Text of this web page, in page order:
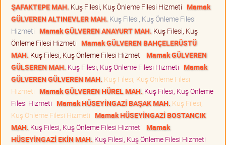
ŞAFAKTEPE MAH. Kuş Filesi, Kuş Önleme Filesi Hizmeti Mamak
GÜLVEREN ALTINEVLER MAH. Kuş Filesi, Kuş Önleme Filesi
Hizmeti Mamak GÜLVEREN ANAYURT MAH. Kuş Filesi, Kuş
Önleme Filesi Hizmeti Mamak GÜLVEREN BAHÇELERÜSTÜ
MAH. Kuş Filesi, Kuş Önleme Filesi Hizmeti Mamak GÜLVEREN
GÜLSEREN MAH. Kuş Filesi, Kuş Önleme Filesi Hizmeti Mamak
GÜLVEREN GÜLVEREN MAH. Kuş Filesi, Kuş Önleme Filesi
Hizmeti Mamak GÜLVEREN HÜREL MAH. Kuş Filesi, Kuş Önleme
Filesi Hizmeti Mamak HÜSEYİNGAZİ BAŞAK MAH. Kuş Filesi,
Kuş Önleme Filesi Hizmeti Mamak HÜSEYİNGAZİ BOSTANCIK
MAH. Kuş Filesi, Kuş Önleme Filesi Hizmeti Mamak
HÜSEYİNGAZİ EKİN MAH. Kuş Filesi, Kuş Önleme Filesi Hizmeti